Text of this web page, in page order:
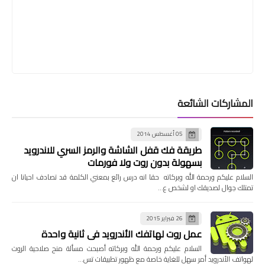
المشاركات الشائعة
05 أغسطس 2014
طريقة فك قفل الشاشة والرمز السري للاندرويد
بسهولة بدون روت ولا فورمات
السلام عليكم ورحمة الله وبركاته حقا انه درس رائع بمعني الكلمة قد تصادف احيانا ان
تمتلك جوال لصديقك او لشخص ع…
26 فبراير 2015
عمل روت لهاتفك الأندرويد في ثانية واحدة
السلام عليكم ورحمة الله وبركاته أصبحت مسألة منح صلاحية الروت
لهواتف الأندرويد أمر سهل للغاية خاصة مع ظهور تطبيقات تس…